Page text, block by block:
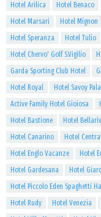
Hotel Arilica
Hotel Benaco
Hotel Marsari
Hotel Mignon
Hotel Speranza
Hotel Tulio
Hotel Chervo' Golf S.Vigilio
Garda Sporting Club Hotel
Hotel Royal
Hotel Savoy
Active Family Hotel Gioiosa
Hotel Bastione
Hotel
Hotel Canarino
Hotel
Hotel Englo Vacanze
Hotel
Hotel Gardesana
Hotel
Hotel Piccolo Eden Spaghetti
Hotel Rudy
Hotel Venezia